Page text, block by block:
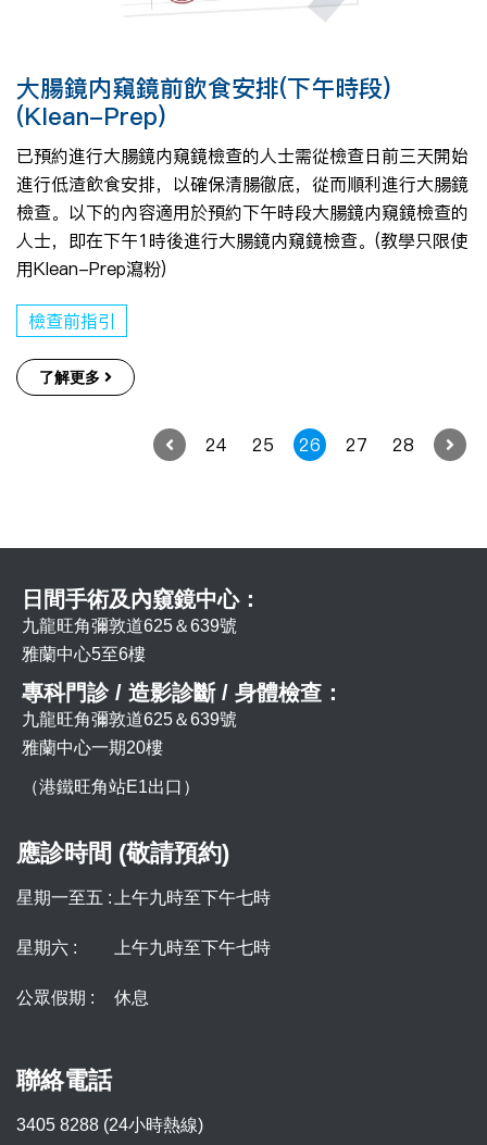
大腸鏡内窺鏡前飲食安排(下午時段)
(Klean-Prep)
已預約進行大腸鏡内窺鏡檢查的人士需從檢查日前三天開始
進行低渣飲食安排，以確保清腸徹底，從而順利進行大腸鏡
檢查。以下的內容適用於預約下午時段大腸鏡内窺鏡檢查的
人士，即在下午1時後進行大腸鏡内窺鏡檢查。(教學只限使
用Klean-Prep瀉粉)
檢查前指引
了解更多
24 25 26 27 28
日間手術及內窺鏡中心：
九龍旺角彌敦道625＆639號
雅蘭中心5至6樓
專科門診 / 造影診斷 / 身體檢查：
九龍旺角彌敦道625＆639號
雅蘭中心一期20樓
（港鐵旺角站E1出口）
應診時間 (敬請預約)
星期一至五 : 上午九時至下午七時
星期六 : 上午九時至下午七時
公眾假期 : 休息
聯絡電話
3405 8288 (24小時熱線)